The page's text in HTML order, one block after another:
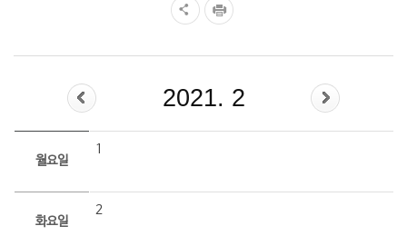
2021. 2
월요일
1
화요일
2